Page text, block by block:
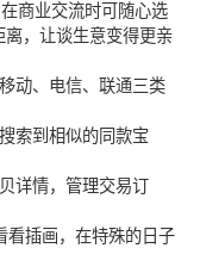
商业交流时可随心选
，让谈生意变得更亲
动、电信、联通三类
索到相似的同款宝
详情，管理交易订
插画，在特殊的日子